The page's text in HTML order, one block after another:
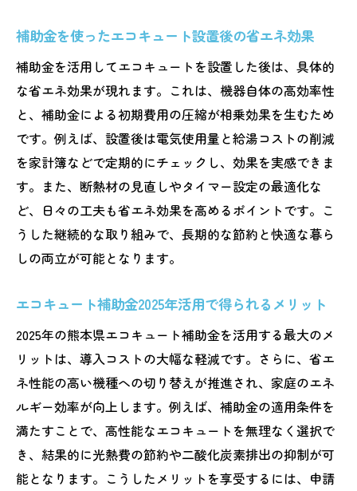
補助金を使ったエコキュート設置後の省エネ効果
補助金を活用してエコキュートを設置した後は、具体的
な省エネ効果が現れます。これは、機器自体の高効率性
と、補助金による初期費用の圧縮が相乗効果を生むため
です。例えば、設置後は電気使用量と給湯コストの削減
を家計簿などで定期的にチェックし、効果を実感できま
す。また、断熱材の見直しやタイマー設定の最適化な
ど、日々の工夫も省エネ効果を高めるポイントです。こ
うした継続的な取り組みで、長期的な節約と快適な暮ら
しの両立が可能となります。
エコキュート補助金2025年活用で得られるメリット
2025年の熊本県エコキュート補助金を活用する最大のメ
リットは、導入コストの大幅な軽減です。さらに、省エ
ネ性能の高い機種への切り替えが推進され、家庭のエネ
ルギー効率が向上します。例えば、補助金の適用条件を
満たすことで、高性能なエコキュートを無理なく選択で
き、結果的に光熱費の節約や二酸化炭素排出の抑制が可
能となります。こうしたメリットを享受するには、申請